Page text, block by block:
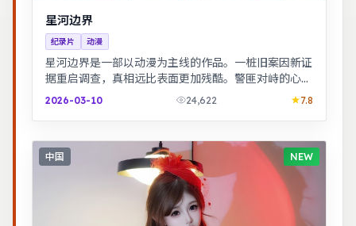
星河边界
纪录片 动漫
星河边界是一部以动漫为主线的作品。一桩旧案因新证
据重启调查，真相远比表面更加残酷。警匪对峙的心理
战戏份突出，节奏紧凑，场面调度成熟。
2026-03-10 24,622 7.8
中国 NEW